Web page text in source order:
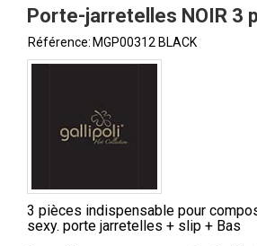
Porte-jarretelles NOIR 3
Référence: MGP00312 BLACK
3 pièces indispensable pour
sexy. porte jarretelles + slip + Bas